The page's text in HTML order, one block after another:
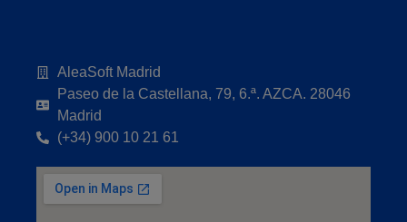
AleaSoft Madrid
Paseo de la Castellana, 79, 6.ª. AZCA. 28046
Madrid
(+34) 900 10 21 61